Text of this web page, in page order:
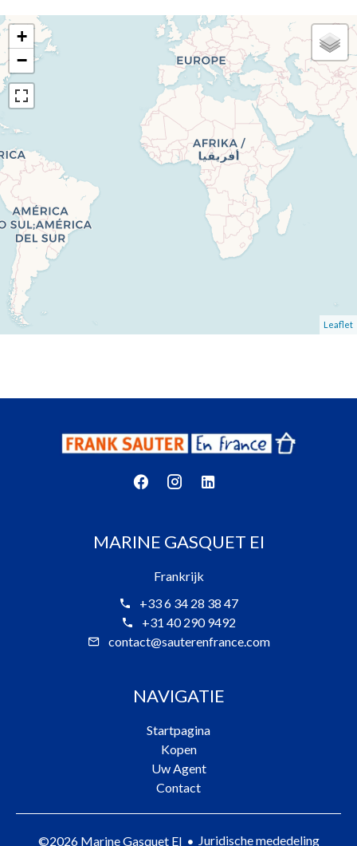
+
−
Leaflet
MARINE GASQUET EI
Frankrijk
+33 6 34 28 38 47
+31 40 290 9492
contact@sauterenfrance.com
NAVIGATIE
Startpagina
Kopen
Uw Agent
Contact
©2026 Marine Gasquet EI Juridische mededeling